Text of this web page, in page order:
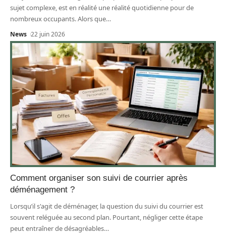
sujet complexe, est en réalité une réalité quotidienne pour de
nombreux occupants. Alors que…
News 22 juin 2026
Comment organiser son suivi de courrier après
déménagement ?
Lorsqu’il s'agit de déménager, la question du suivi du courrier est
souvent reléguée au second plan. Pourtant, négliger cette étape
peut entraîner de désagréables…